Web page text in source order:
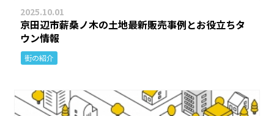
2025.10.01
京田辺市薪桑ノ木の土地最新販売事例とお役立ちタ
ウン情報
街の紹介